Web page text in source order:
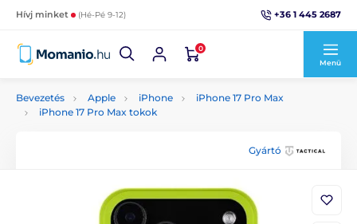
Hívj minket (Hé-Pé 9-12) +36 1 445 2687
0
Menü
Bevezetés Apple iPhone
iPhone 17 Pro Max
iPhone 17 Pro Max tokok
Gyártó